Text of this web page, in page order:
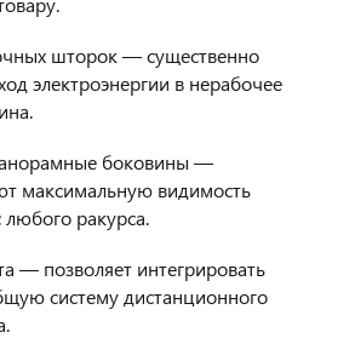
шторок — существенно
электроэнергии в нерабочее
боковины —
максимальную видимость
ракурса.
— позволяет интегрировать
систему дистанционного